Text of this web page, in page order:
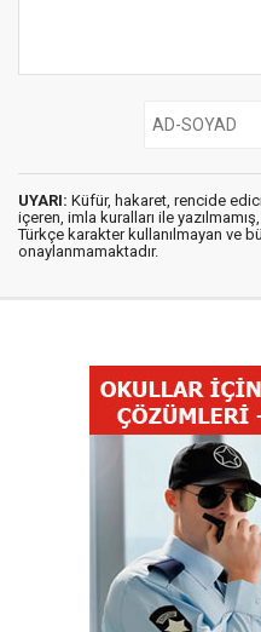
UYARI: Küfür, hakaret, rencide
içeren, imla kuralları ile yazılmamış,
Türkçe karakter kullanılmayan ve
onaylanmamaktadır.